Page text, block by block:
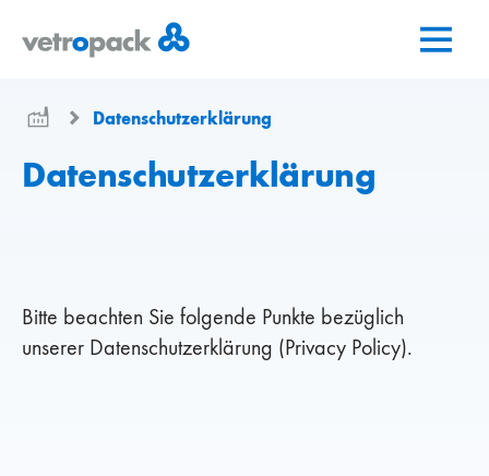
Startseite
Inhalt
Kontakt
Datenschutzerklärung
Datenschutzerklärung
Bitte beachten Sie folgende Punkte bezüglich
unserer Datenschutzerklärung (Privacy Policy).